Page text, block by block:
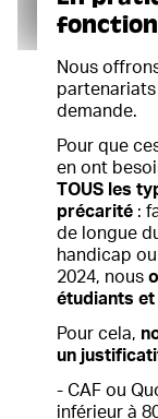
Nous
demande.
Pour que
en ont
TOUS les
précarité:
de longue
handicap
2024, nous
étudiants et
Pour cela,
un
- CAF ou
inférieur à